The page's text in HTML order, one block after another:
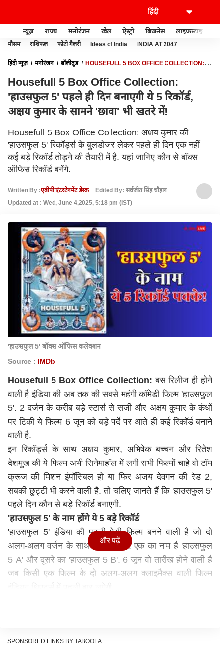
न्यूज़ राज्य मनोरंजन खेल ऐस्ट्रो बिजनेस लाइफस्टाइल
मौसम राशिफल फोटो गैलरी Ideas of India INDIA AT 2047
हिंदी न्यूज़ मनोरंजन बॉलीवुड
HOUSEFULL 5 BOX OFFICE COLLECTION:
Housefull 5 Box Office Collection:
'हाउसफुल 5' पहले ही दिन बनाएगी ये 5 रिकॉर्ड,
अक्षय कुमार के सामने 'छावा' भी खतरे में!
Housefull 5 Box Office Collection: अक्षय कुमार की
'हाउसफुल 5' रिकॉर्ड्स के बुलडोजर लेकर पहले ही दिन एक नहीं
कई बड़े रिकॉर्ड तोड़ने की तैयारी में है. यहां जानिए कौन से बॉक्स
ऑफिस रिकॉर्ड बनेंगे.
Written By :एबीपी एंटरटेनमेंट डेस्क
Edited By: सर्वजीत सिंह चौहान
Updated at : Wed, June 4,2025, 5:18 pm (IST)
'हाउसफुल 5' बॉक्स ऑफिस कलेक्शन
Source : IMDb
Housefull 5 Box Office Collection: बस रिलीज ही होने
वाली है इंडिया की अब तक की सबसे महंगी कॉमेडी फिल्म 'हाउसफुल
5'. 2 दर्जन के करीब बड़े स्टार्स से सजी और अक्षय कुमार के कंधों
पर टिकी ये फिल्म 6 जून को बड़े पर्दे पर आते ही कई रिकॉर्ड बनाने
वाली है.
इन रिकॉर्ड्स के साथ अक्षय कुमार, अभिषेक बच्चन और रितेश
देशमुख की ये फिल्म अभी सिनेमाहॉल में लगी सभी फिल्मों चाहे वो टॉम
क्रूज की मिशन इंपॉसिबल हो या फिर अजय देवगन की रेड 2,
सबकी छुट्टी भी करने वाली है. तो चलिए जानते हैं कि 'हाउसफुल 5'
पहले दिन कौन से बड़े रिकॉर्ड बनाएगी.
'हाउसफुल 5' के नाम होंगे ये 5 बड़े रिकॉर्ड
'हाउसफुल 5' इंडिया की पहली ऐसी फिल्म बनने वाली है जो दो
अलग-अलग वर्जन के साथ रिलीज होगी. एक का नाम है 'हाउसफुल
5 A' और दूसरे का 'हाउसफुल 5 B'. 6 जून वो तारीख होने वाली है
जब किसी एक फिल्म के दो अलग-अलग क्लाइमैक्स वाली फिल्म
375 करोड़ बजट वाली ये इंडिया का अब तक की सबसे महंगी
और पढ़ें
SPONSORED LINKS BY TABOOLA